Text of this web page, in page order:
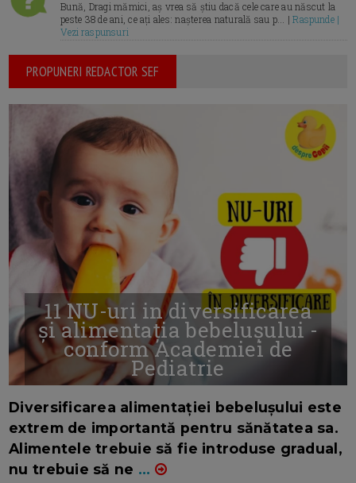
Bună, Dragi mămici, aș vrea să știu dacă cele care au născut la
peste 38 de ani, ce ați ales: nașterea naturală sau p... |Raspunde |
Vezi raspunsuri
PROPUNERI REDACTOR SEF
11 NU-uri in diversificarea
și alimentația bebelușului -
conform Academiei de
Pediatrie
Diversificarea alimentației bebelușului este
extrem de importantă pentru sănătatea sa.
Alimentele trebuie să fie introduse gradual,
nu trebuie să ne ...